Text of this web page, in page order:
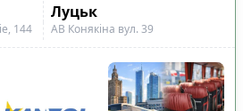
Луцьк
144 АВ Конякіна вул. 39